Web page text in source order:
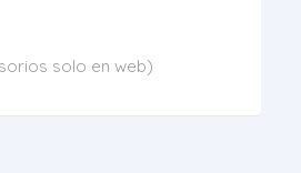
solo en web)